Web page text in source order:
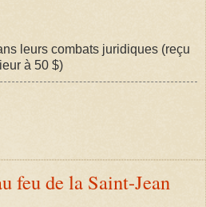
leurs combats juridiques (reçu
à 50 $)
feu de la Saint-Jean